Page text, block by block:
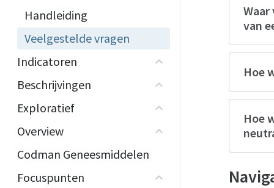
Handleiding
Veelgestelde vragen
Indicatoren
Beschrijvingen
Exploratief
Overview
Codman Geneesmiddelen
Focuspunten
van
Hoe
Hoe